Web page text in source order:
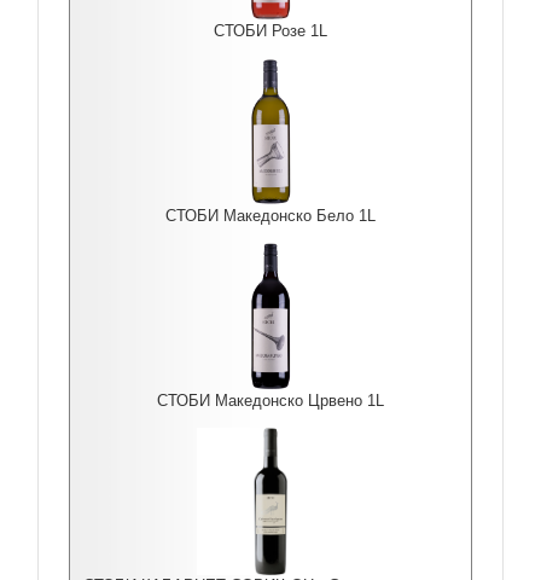
СТОБИ Розе 1L
СТОБИ Македонско Бело 1L
СТОБИ Македонско Црвено 1L